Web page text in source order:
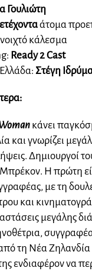
Γουλιώτη
άτομα
κάλεσμα
Ready 2 Cast
Στέγη
κάνει
και γνωρίζει
Δημιουργοί
Η πρώτη
με τη
και
μεγάλης
τη Νέα Ζηλανδία
ενδιαφέρον να